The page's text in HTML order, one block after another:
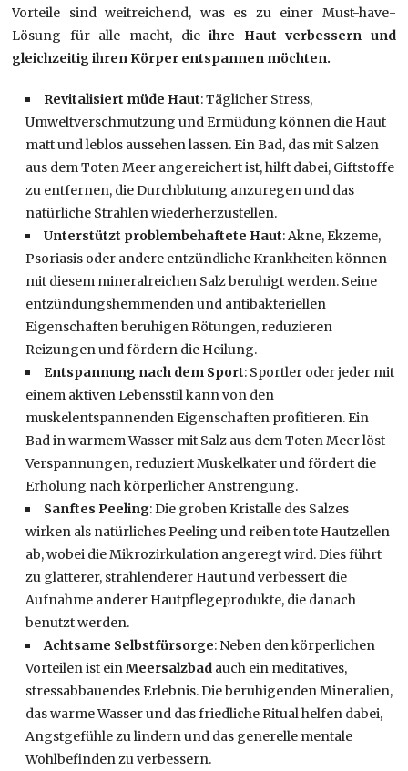
Vorteile sind weitreichend, was es zu einer Must-have-
Lösung für alle macht, dieihre Haut verbessern und
gleichzeitig ihren Körper entspannen möchten.
Revitalisiert müde Haut: Täglicher Stress,
Umweltverschmutzung und Ermüdung können die Haut
matt und leblos aussehen lassen. Ein Bad, das mit Salzen
aus dem Toten Meer angereichert ist, hilft dabei, Giftstoffe
zu entfernen, die Durchblutung anzuregen und das
natürliche Strahlen wiederherzustellen.
Unterstützt problembehaftete Haut: Akne, Ekzeme,
Psoriasis oder andere entzündliche Krankheiten können
mit diesem mineralreichen Salz beruhigt werden. Seine
entzündungshemmenden und antibakteriellen
Eigenschaften beruhigen Rötungen, reduzieren
Reizungen und fördern die Heilung.
Entspannung nach dem Sport: Sportler oder jeder mit
einem aktiven Lebensstil kann von den
muskelentspannenden Eigenschaften profitieren. Ein
Bad in warmem Wasser mit Salz aus dem Toten Meer löst
Verspannungen, reduziert Muskelkater und fördert die
Erholung nach körperlicher Anstrengung.
Sanftes Peeling: Die groben Kristalle des Salzes
wirken als natürliches Peeling und reiben tote Hautzellen
ab, wobei die Mikrozirkulation angeregt wird. Dies führt
zu glatterer, strahlenderer Haut und verbessert die
Aufnahme anderer Hautpflegeprodukte, die danach
benutzt werden.
Achtsame Selbstfürsorge: Neben den körperlichen
Vorteilen ist einMeersalzbad auch ein meditatives,
stressabbauendes Erlebnis. Die beruhigenden Mineralien,
das warme Wasser und das friedliche Ritual helfen dabei,
Angstgefühle zu lindern und das generelle mentale
Wohlbefinden zu verbessern.